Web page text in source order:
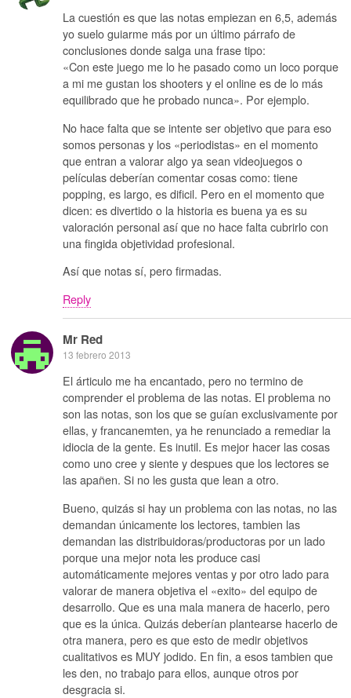
La cuestión es que las notas empiezan en 6,5, además
yo suelo guiarme más por un último párrafo de
conclusiones donde salga una frase tipo:
«Con este juego me lo he pasado como un loco porque
a mi me gustan los shooters y el online es de lo más
equilibrado que he probado nunca». Por ejemplo.
No hace falta que se intente ser objetivo que para eso
somos personas y los «periodistas» en el momento
que entran a valorar algo ya sean videojuegos o
películas deberían comentar cosas como: tiene
popping, es largo, es dificil. Pero en el momento que
dicen: es divertido o la historia es buena ya es su
valoración personal así que no hace falta cubrirlo con
una fingida objetividad profesional.
Así que notas sí, pero firmadas.
Reply
Mr Red
13 febrero 2013
El árticulo me ha encantado, pero no termino de
comprender el problema de las notas. El problema no
son las notas, son los que se guían exclusivamente por
ellas, y francanemten, ya he renunciado a remediar la
idiocia de la gente. Es inutil. Es mejor hacer las cosas
como uno cree y siente y despues que los lectores se
las apañen. Si no les gusta que lean a otro.
Bueno, quizás si hay un problema con las notas, no las
demandan únicamente los lectores, tambien las
demandan las distribuidoras/productoras por un lado
porque una mejor nota les produce casi
automáticamente mejores ventas y por otro lado para
valorar de manera objetiva el «exito» del equipo de
desarrollo. Que es una mala manera de hacerlo, pero
que es la única. Quizás deberían plantearse hacerlo de
otra manera, pero es que esto de medir objetivos
cualitativos es MUY jodido. En fin, a esos tambien que
les den, no trabajo para ellos, aunque otros por
desgracia si.